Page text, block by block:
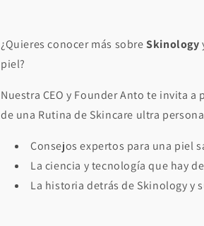
¿Quieres conocer más sobreSkinology
piel?
Nuestra CEO y Founder Anto te invita
de una Rutina de Skincare ultra
Consejos expertos para una piel
La ciencia y tecnología que hay
La historia detrás de Skinology y